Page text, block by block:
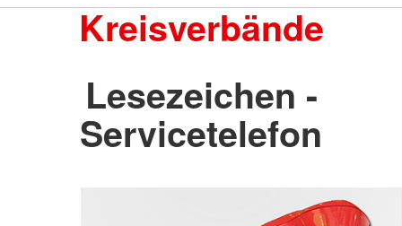
Kreisverbände
Lesezeichen -
Servicetelefon